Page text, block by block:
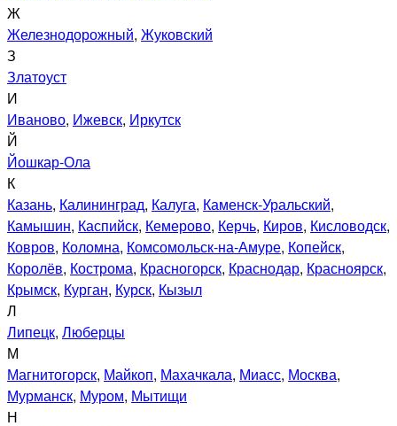
Ж
Железнодорожный, Жуковский
З
Златоуст
И
Иваново, Ижевск, Иркутск
Й
Йошкар-Ола
К
Казань, Калининград, Калуга, Каменск-Уральский,
Камышин, Каспийск, Кемерово, Керчь, Киров, Кисловодск,
Ковров, Коломна, Комсомольск-на-Амуре, Копейск,
Королёв, Кострома, Красногорск, Краснодар, Красноярск,
Крымск, Курган, Курск, Кызыл
Л
Липецк, Люберцы
М
Магнитогорск, Майкоп, Махачкала, Миасс, Москва,
Мурманск, Муром, Мытищи
Н